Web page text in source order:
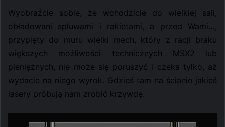
Wyobraźcie sobie, że wchodzicie do wielkiej sali,
obładowani spluwami i rakietami, a przed Wami…,
przypięty do muru wielki mech, który z racji braku
większych możliwości technicznych MSX2 lub
pieniężnych, nie może się poruszyć i czeka tylko, aż
wydacie na niego wyrok. Gdzieś tam na ścianie jakieś
lasery próbują nam zrobić krzywdę.